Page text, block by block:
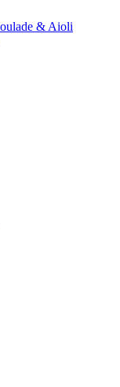
& Aioli